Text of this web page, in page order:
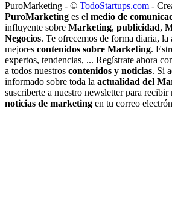
PuroMarketing - © TodoStartups.com -
PuroMarketing es el medio de
influyente sobre Marketing, publicidad,
Negocios. Te ofrecemos de forma diaria,
mejores contenidos sobre Marketing.
expertos, tendencias, ... Regístrate ahora
a todos nuestros contenidos y noticias. Si
informado sobre toda la actualidad del
suscriberte a nuestro newsletter para recibir
noticias de marketing en tu correo